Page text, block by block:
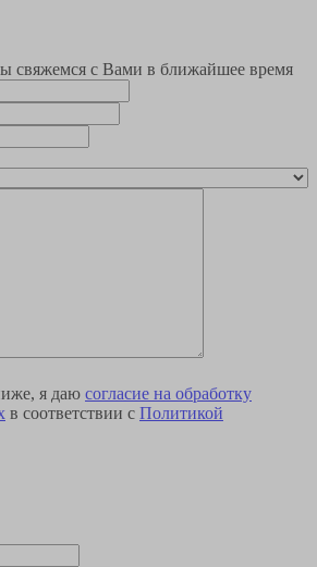
свяжемся с Вами в ближайшее время
я даю согласие на обработку
в соответствии с Политикой